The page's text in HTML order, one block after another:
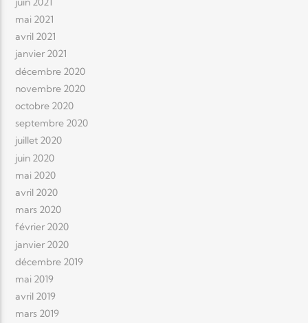
mai 2021
avril 2021
janvier 2021
décembre 2020
novembre 2020
octobre 2020
septembre 2020
juillet 2020
juin 2020
mai 2020
avril 2020
mars 2020
février 2020
janvier 2020
décembre 2019
mai 2019
avril 2019
mars 2019